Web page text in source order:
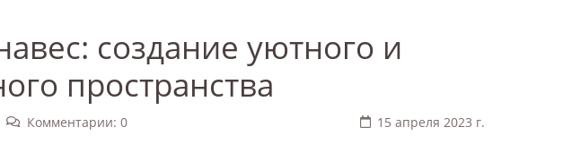
создание уютного и
пространства
Комментарии: 0 15 апреля 2023 г.